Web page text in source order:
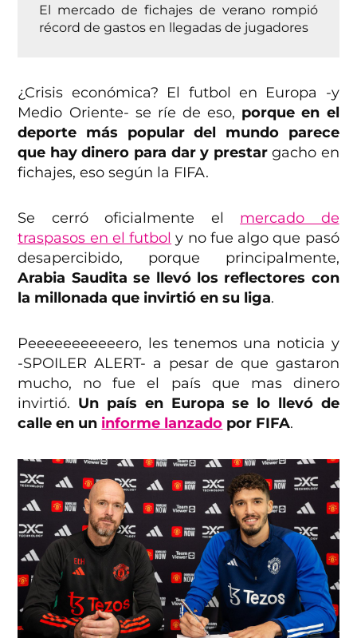
El mercado de fichajes de verano rompió
récord de gastos en llegadas de jugadores
¿Crisis económica? El futbol en Europa -y
Medio Oriente- se ríe de eso, porque en el
deporte más popular del mundo parece
que hay dinero para dar y prestargacho en
fichajes, eso según la FIFA.
Se cerró oficialmente el mercado de
traspasos en el futbol y no fue algo que pasó
desapercibido, porque principalmente,
Arabia Saudita se llevó los reflectores con
la millonada que invirtió en su liga.
Peeeeeeeeeeero, les tenemos una noticia y
-SPOILER ALERT- a pesar de que gastaron
mucho, no fue el país que mas dinero
invirtió. Un país en Europa se lo llevó de
calle en un informe lanzado por FIFA.